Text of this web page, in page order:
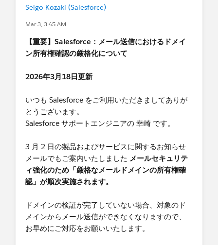
承認済みメールドメイン
レコードを追加し、ドメイン所有権を検証
DNS サーバーでの作業は必須となりますが、どち
らか一方の方法で問題ありません。
Q4. DKIM 設定済みの場合、追加対応は必要です
A4:
DKIM へメール送信に使用するドメインが登録さ
れており DKIM が「有効化済み」場合は、追加対
2026 年 3 月 26 日更新
これまで DKIM の [ドメイン一致パターン] で
<domain>, *.<domain> などを用いてサブドメイン
方法はドメイン検証にならず、サブドメイン毎に
DKIM の設定 （加えて DNS への CNAME レコード
の公開）が必要です
相談ください。以下の [Q17] を更新いたしまし
Seigo Kozaki (Salesforce)
Mar 3, 3:45 AM
【重要】Salesforce：メール送信におけるドメイ
ン所有権確認の厳格化について
2026年3月18日更新
いつも Salesforce をご利用いただきましてありが
とうございます。
Salesforce サポートエンジニアの 幸崎 です。
3 月 2 日の製品およびサービスに関するお知らせ
メールでもご案内いたしました メールセキュリテ
ィ強化のため「厳格なメールドメインの所有権確
認」が順次実施されます。
ドメインの検証が完了していない場合、対象のド
メインからメール送信ができなくなりますので、
お早めにご対応をお願いいたします。